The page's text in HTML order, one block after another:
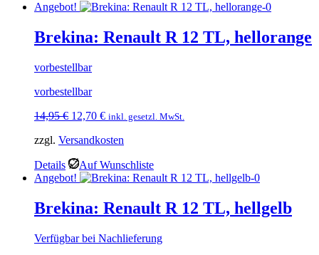
Angebot!
Brekina: Renault R 12 TL, hellorange
vorbestellbar
vorbestellbar
14,95€ Ursprünglicher
war:
12,70 €Aktueller
ist:
inkl. gesetzl. MwSt.
zzgl. Versandkosten
Details
Auf Wunschliste
Angebot!
Brekina: Renault R 12 TL, hellgelb
Verfügbar bei Nachlieferung